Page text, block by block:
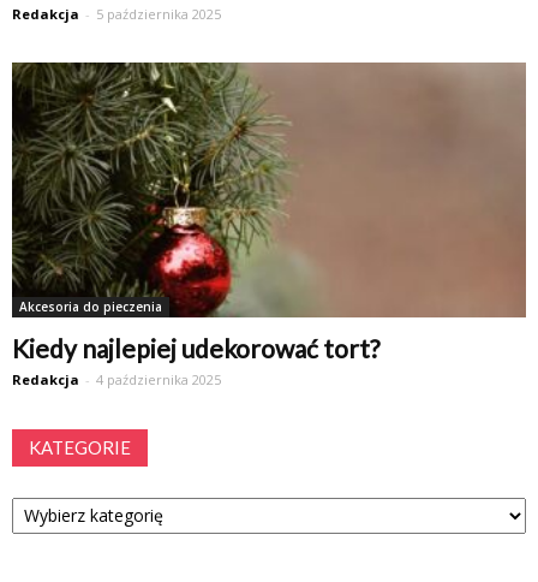
Redakcja - 5 października 2025
Akcesoria do pieczenia
Kiedy najlepiej udekorować tort?
Redakcja - 4 października 2025
KATEGORIE
Kategorie